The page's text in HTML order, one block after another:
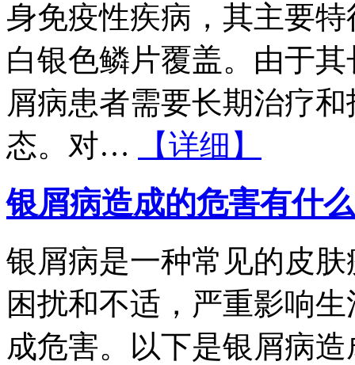
身免疫性疾病，其主要
白银色鳞片覆盖。由于
屑病患者需要长期治疗
态。对…
【详细】
银屑病造成的危害有什么
银屑病是一种常见的皮
困扰和不适，严重影响
成危害。以下是银屑病